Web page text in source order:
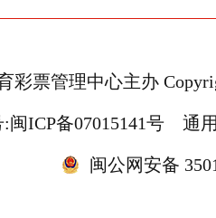
彩票管理中心主办
闽ICP备07015141号 通用
闽公网安备